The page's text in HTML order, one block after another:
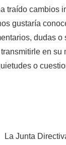
traído cambios
gustaría
dudas o
en su
o
La Junta